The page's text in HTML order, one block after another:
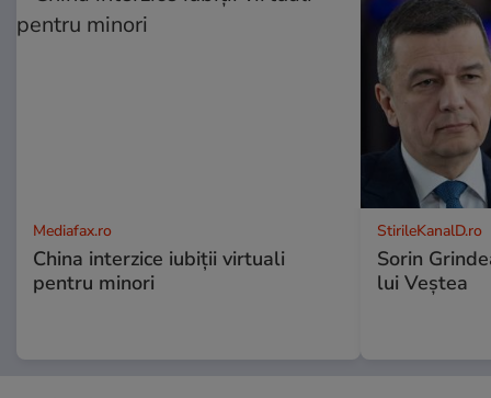
Mediafax.ro
China interzice iubiții virtuali
pentru minori
StirileKanalD.ro
Sorin
lui Veștea